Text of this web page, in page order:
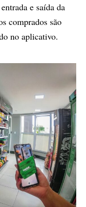
e saída da
comprados são
no aplicativo.